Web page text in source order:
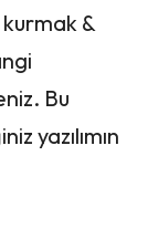
kurmak &
Bu
yazılımın